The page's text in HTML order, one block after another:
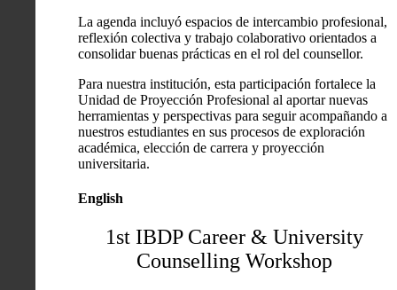
La agenda incluyó espacios de intercambio profesional,
reflexión colectiva y trabajo colaborativo orientados a
consolidar buenas prácticas en el rol del counsellor.
Para nuestra institución, esta participación fortalece la
Unidad de Proyección Profesional al aportar nuevas
herramientas y perspectivas para seguir acompañando a
nuestros estudiantes en sus procesos de exploración
académica, elección de carrera y proyección
universitaria.
English
1st IBDP Career & University
Counselling Workshop